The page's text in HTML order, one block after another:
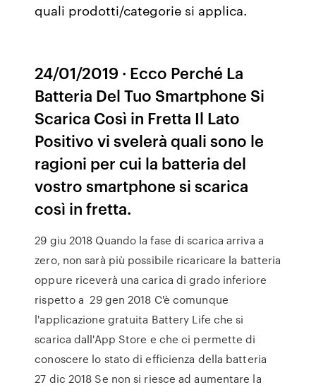
quali prodotti/categorie si applica.
24/01/2019 · Ecco Perché La
Batteria Del Tuo Smartphone Si
Scarica Così in Fretta Il Lato
Positivo vi svelerà quali sono le
ragioni per cui la batteria del
vostro smartphone si scarica
così in fretta.
29 giu 2018 Quando la fase di scarica arriva a
zero, non sarà più possibile ricaricare la batteria
oppure riceverà una carica di grado inferiore
rispetto a 29 gen 2018 C'è comunque
l'applicazione gratuita Battery Life che si
scarica dall'App Store e che ci permette di
conoscere lo stato di efficienza della batteria
27 dic 2018 Se non si riesce ad aumentare la